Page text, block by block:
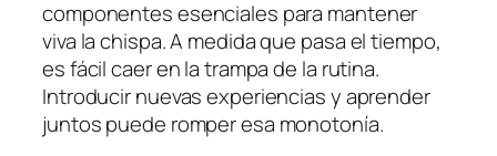
componentes esenciales para mantener
viva la chispa. A medida que pasa el tiempo,
es fácil caer en la trampa de la rutina.
Introducir nuevas experiencias y aprender
juntos puede romper esa monotonía.